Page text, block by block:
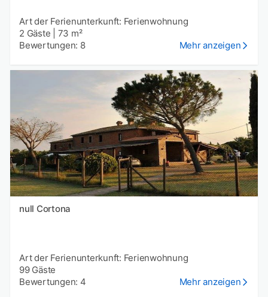
Art der Ferienunterkunft: Ferienwohnung
2 Gäste
73 m²
Bewertungen: 8
Mehr anzeigen
null Cortona
Art der Ferienunterkunft: Ferienwohnung
99 Gäste
Bewertungen: 4
Mehr anzeigen